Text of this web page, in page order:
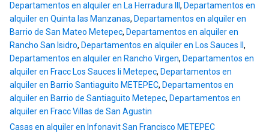
Departamentos en alquiler en La Herradura III , Departamentos en
alquiler en Quinta las Manzanas, Departamentos en alquiler en
Barrio de San Mateo Metepec, Departamentos en alquiler en
Rancho San Isidro, Departamentos en alquiler en Los Sauces II ,
Departamentos en alquiler en Rancho Virgen, Departamentos en
alquiler en Fracc Los Sauces Ii Metepec, Departamentos en
alquiler en Barrio Santiaguito METEPEC, Departamentos en
alquiler en Barrio de Santiaguito Metepec, Departamentos en
alquiler en Fracc Villas de San Agustin
Casas en alquiler en Infonavit San Francisco METEPEC